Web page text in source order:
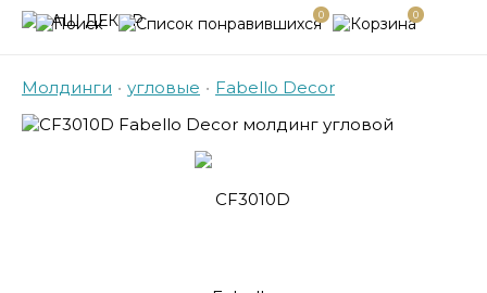
0 0
Молдинги • угловые • Fabello Decor